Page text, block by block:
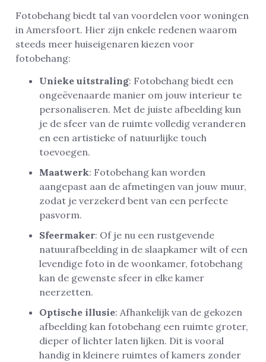
Fotobehang biedt tal van voordelen voor woningen
in Amersfoort. Hier zijn enkele redenen waarom
steeds meer huiseigenaren kiezen voor
fotobehang:
Unieke uitstraling: Fotobehang biedt een
ongeëvenaarde manier om jouw interieur te
personaliseren. Met de juiste afbeelding kun
je de sfeer van de ruimte volledig veranderen
en een artistieke of natuurlijke touch
toevoegen.
Maatwerk: Fotobehang kan worden
aangepast aan de afmetingen van jouw muur,
zodat je verzekerd bent van een perfecte
pasvorm.
Sfeermaker: Of je nu een rustgevende
natuurafbeelding in de slaapkamer wilt of een
levendige foto in de woonkamer, fotobehang
kan de gewenste sfeer in elke kamer
neerzetten.
Optische illusie: Afhankelijk van de gekozen
afbeelding kan fotobehang een ruimte groter,
dieper of lichter laten lijken. Dit is vooral
handig in kleinere ruimtes of kamers zonder